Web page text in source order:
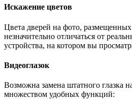
Искажение цветов
Цвета дверей на фото,
незначительно отличаться от
устройства, на котором вы
Видеоглазок
Возможна замена штатного глазка
множеством удобных функций: